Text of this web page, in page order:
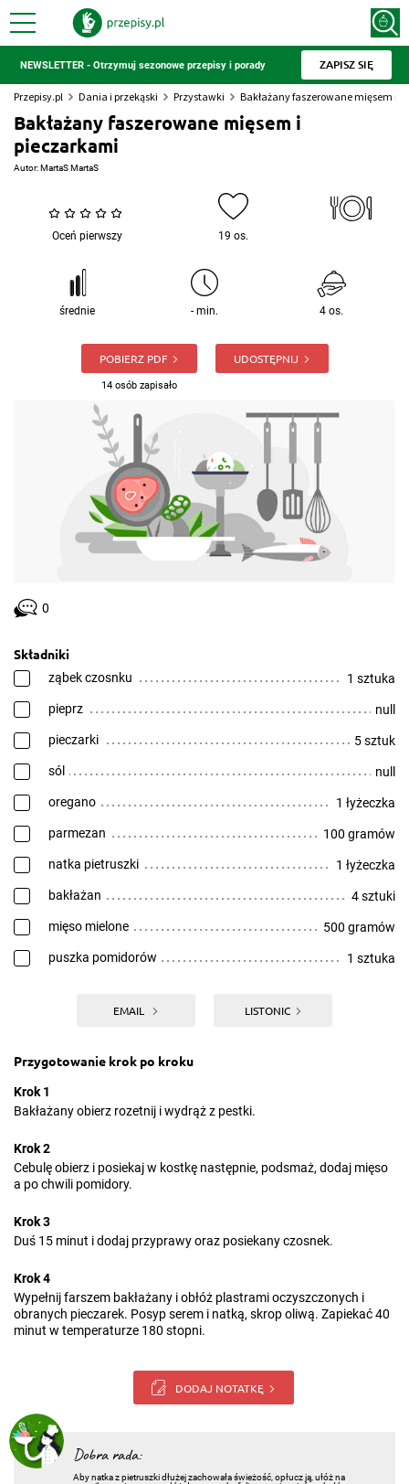
NEWSLETTER - Otrzymuj sezonowe przepisy i porady ZAPISZ SIĘ
Przepisy.pl Dania i przekąski Przystawki Bakłażany faszerowane mięsem i
Bakłażany faszerowane mięsem i
pieczarkami
Autor:MartaS MartaS
Oceń pierwszy 19 os.
średnie - min. 4 os.
POBIERZ PDF
14 osób zapisało
UDOSTĘPNIJ
0
Składniki
ząbek czosnku 1 sztuka
pieprz null
pieczarki 5 sztuk
sól null
oregano 1 łyżeczka
parmezan 100 gramów
natka pietruszki 1 łyżeczka
bakłażan 4 sztuki
mięso mielone 500 gramów
puszka pomidorów 1 sztuka
EMAIL LISTONIC
Przygotowanie krok po kroku
Krok 1
Bakłażany obierz rozetnij i wydrąż z pestki.
Krok 2
Cebulę obierz i posiekaj w kostkę następnie, podsmaż, dodaj mięso
a po chwili pomidory.
Krok 3
Duś 15 minut i dodaj przyprawy oraz posiekany czosnek.
Krok 4
Wypełnij farszem bakłażany i obłóż plastrami oczyszczonych i
obranych pieczarek. Posyp serem i natką, skrop oliwą. Zapiekać 40
minut w temperaturze 180 stopni.
DODAJ NOTATKĘ
Dobra rada:
Aby natka z pietruszki dłużej zachowała świeżość, opłucz ją, ułóż na